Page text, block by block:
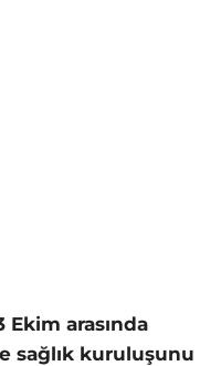
Ekim arasında
sağlık kuruluşunu